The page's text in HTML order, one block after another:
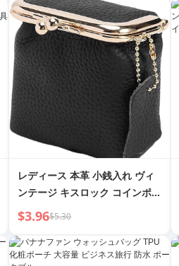
レディース 本革 小銭入れ ヴィ
ンテージ キスロック コインポー
チ カジュアルスタイル ミニウォ
レット ポーチバッグ
$3.96$5.30